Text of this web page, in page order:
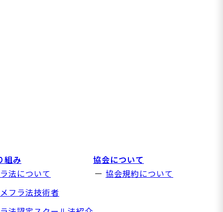
組み
法について
フラ法技術者
協会について
協会規約について